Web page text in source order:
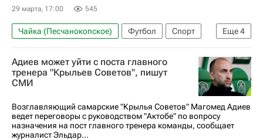
29 марта, 17:00 545
Еще4
Чайка (Песчанокопское) Футбол
Спорт
Рамазан Гаджимурадов
Артем Соколов
Челябинск
Первая лига
Адиев может уйти с поста главного
тренера "Крыльев Советов", пишут
СМИ
Возглавляющий самарские "Крылья Советов" Магомед Адиев
ведет переговоры с руководством "Актобе" по вопросу
назначения на пост главного тренера команды, сообщает
журналист Эльдар...